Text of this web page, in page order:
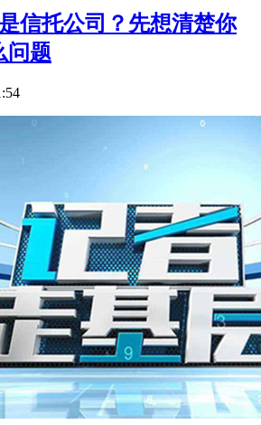
信托公司？先想清楚你
问题